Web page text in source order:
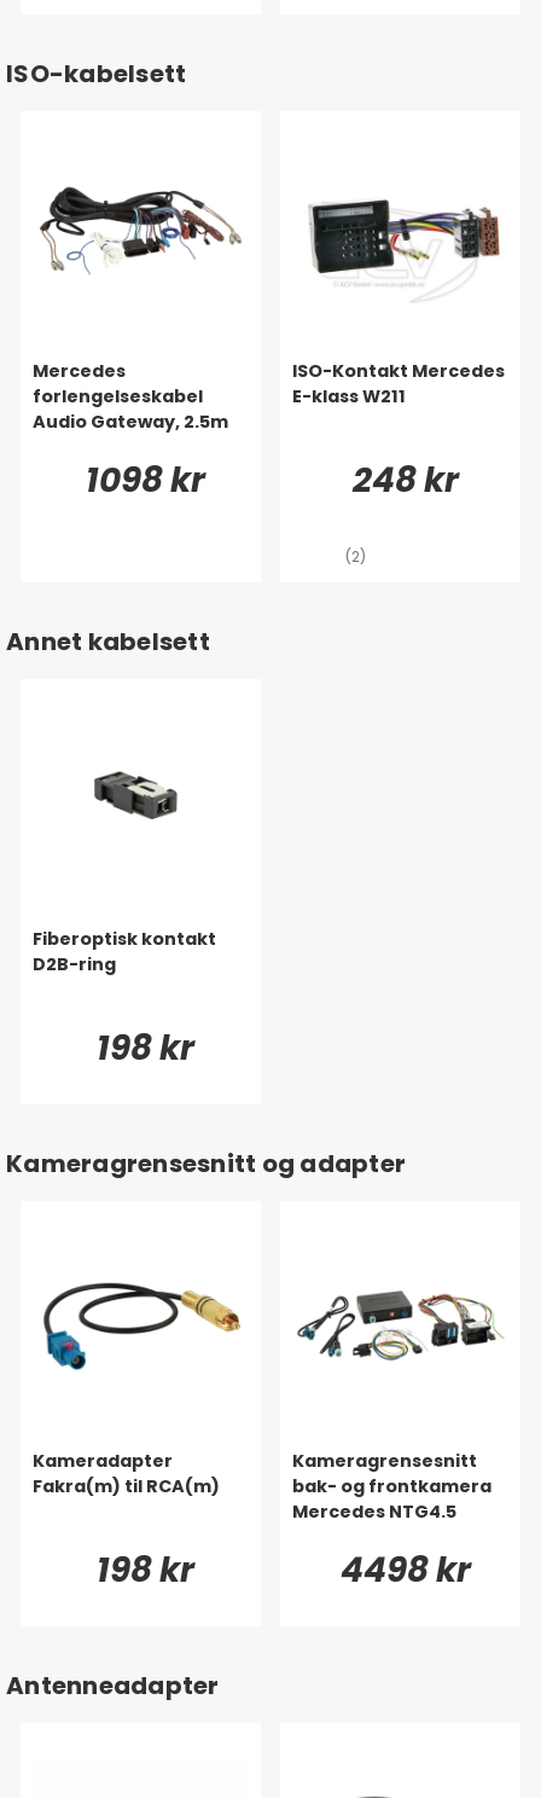
ISO-kabelsett
Mercedes
forlengelseskabel
Audio Gateway, 2.5m
1098 kr
ISO-Kontakt Mercedes
E-klass W211
248 kr
(2)
Annet kabelsett
Fiberoptisk kontakt
D2B-ring
198 kr
Kameragrensesnitt og adapter
Kameradapter
Fakra(m) til RCA(m)
198 kr
Kameragrensesnitt
bak- og frontkamera
Mercedes NTG4.5
4498 kr
Antenneadapter